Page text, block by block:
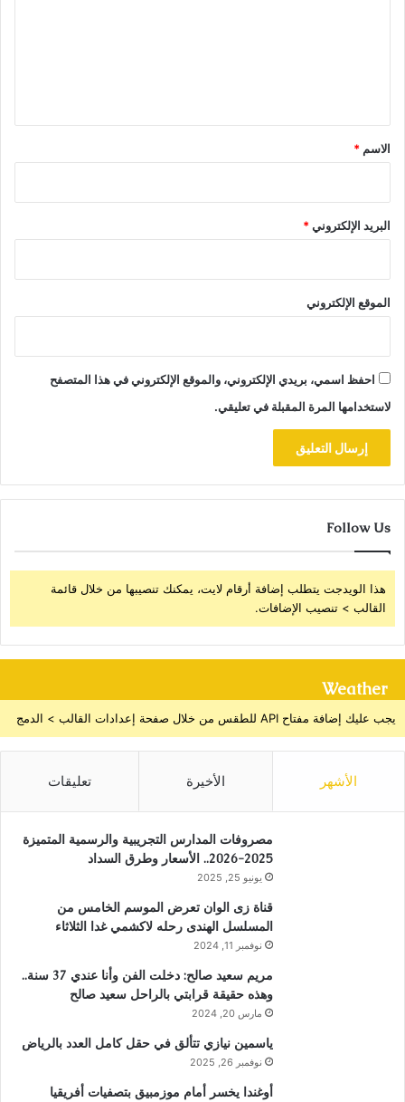
*
الاسم *
البريد الإلكتروني*
الموقع الإلكتروني
احفظ اسمي، بريدي الإلكتروني، والموقع الإلكتروني في هذا المتصفح
لاستخدامها المرة المقبلة في تعليقي.
Follow Us
هذا الويدجت يتطلب إضافة أرقام لايت، يمكنك تنصيبها من خلال قائمة
القالب > تنصيب الإضافات.
Weather
يجب عليك إضافة مفتاح API للطقس من خلال صفحة إعدادات القالب > الدمج
الأشهر الأخيرة تعليقات
مصروفات المدارس التجريبية والرسمية المتميزة
2025-2026.. الأسعار وطرق السداد
يونيو 25, 2025
قناة زى الوان تعرض الموسم الخامس من
المسلسل الهندى رحله لاكشمي غدا الثلاثاء
نوفمبر 11, 2024
مريم سعيد صالح: دخلت الفن وأنا عندي 37 سنة..
وهذه حقيقة قرابتي بالراحل سعيد صالح
مارس 20, 2024
ياسمين نيازي تتألق في حقل كامل العدد بالرياض
نوفمبر 26, 2025
أوغندا يخسر أمام موزمبيق بتصفيات أفريقيا